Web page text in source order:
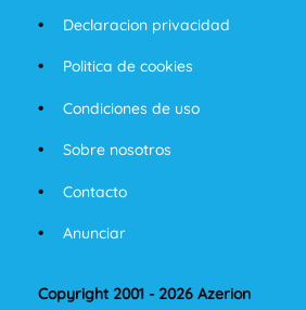
Declaracion privacidad
Politica de cookies
Condiciones de uso
Sobre nosotros
Contacto
Anunciar
Copyright 2001 - 2026 Azerion